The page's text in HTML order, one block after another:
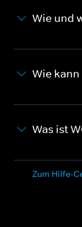
Wie und
Wie
Was ist
Zum Hilfe-